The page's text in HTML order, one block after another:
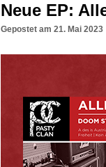
Neue EP:
Gepostet am 21. Mai 2023